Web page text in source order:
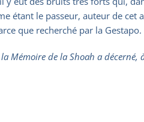
étant le passeur, auteur de
que recherché par la Gestapo.
de la Shoah a décerné,